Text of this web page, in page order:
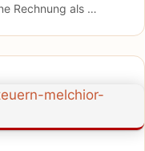
Rechnung als …